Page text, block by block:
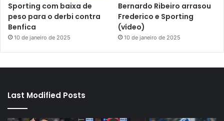
Sporting com baixa de
peso para o derbi contra
Benfica
10 de janeiro de 2025
Bernardo Ribeiro arrasou
Frederico e Sporting
(vídeo)
10 de janeiro de 2025
Last Modified Posts